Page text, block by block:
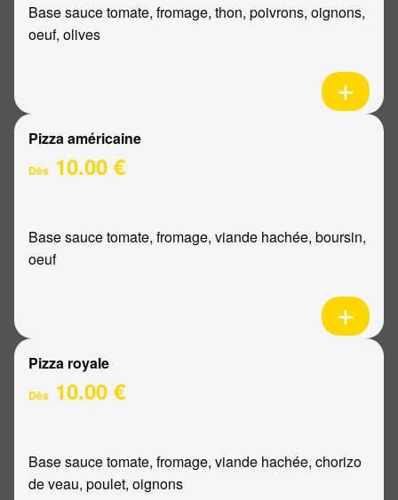
Base sauce tomate, fromage, thon, poivrons, oignons,
oeuf, olives
Pizza américaine
Dès 10.00 €
Base sauce tomate, fromage, viande hachée, boursin,
oeuf
Pizza royale
Dès 10.00 €
Base sauce tomate, fromage, viande hachée, chorizo
de veau, poulet, oignons